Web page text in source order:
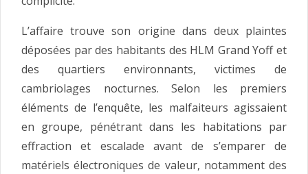
L’affaire trouve son origine dans deux plaintes
déposées par des habitants des HLM Grand Yoff et
des quartiers environnants, victimes de
cambriolages nocturnes. Selon les premiers
éléments de l’enquête, les malfaiteurs agissaient
en groupe, pénétrant dans les habitations par
effraction et escalade avant de s’emparer de
matériels électroniques de valeur, notamment des